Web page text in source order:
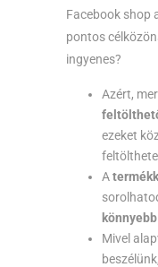
Facebook shop
pontos
ingyenes?
Azért,
ezeket
A
Mivel